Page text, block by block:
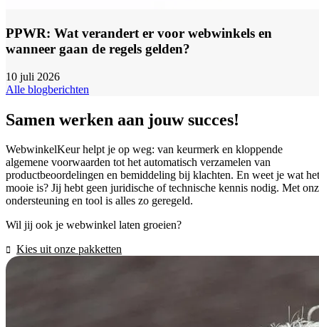
PPWR: Wat verandert er voor webwinkels en
wanneer gaan de regels gelden?
10 juli 2026
Alle blogberichten
Samen werken aan jouw succes!
WebwinkelKeur helpt je op weg: van keurmerk en kloppende
algemene voorwaarden tot het automatisch verzamelen van
productbeoordelingen en bemiddeling bij klachten. En weet je wat het
mooie is? Jij hebt geen juridische of technische kennis nodig. Met
ondersteuning en tool is alles zo geregeld.
Wil jij ook je webwinkel laten groeien?
Kies uit onze pakketten